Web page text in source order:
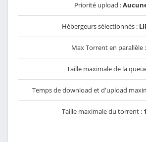
Priorité upload :
Hébergeurs sélectionnés :
Max Torrent en parallèle :
Taille maximale de la
Temps de download et d'upload
Taille maximale du torrent :